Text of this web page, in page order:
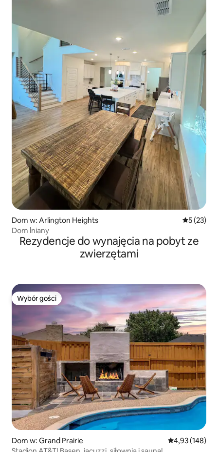
Dom w: Arlington Heights Średnia
5 (23)
Dom lniany
Rezydencje do wynajęcia na pobyt ze
zwierzętami
Wybór gości
Wybór gości
Dom w: Grand Prairie Średnia
4,93 (148)